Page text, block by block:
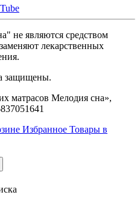
не являются средством
лекарственных
защищены.
матрасов Мелодия сна»,
Избранное Товары в